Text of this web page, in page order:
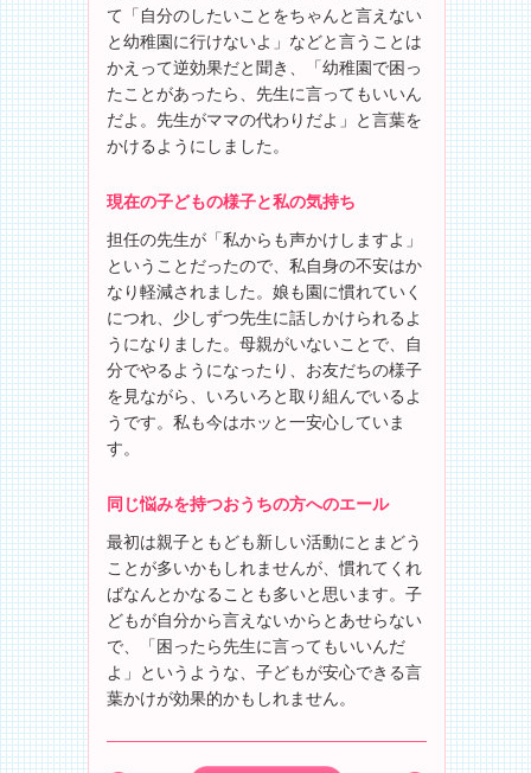
て「自分のしたいことをちゃんと言えない
と幼稚園に行けないよ」などと言うことは
かえって逆効果だと聞き、「幼稚園で困っ
たことがあったら、先生に言ってもいいん
だよ。先生がママの代わりだよ」と言葉を
かけるようにしました。
現在の子どもの様子と私の気持ち
担任の先生が「私からも声かけしますよ」
ということだったので、私自身の不安はか
なり軽減されました。娘も園に慣れていく
につれ、少しずつ先生に話しかけられるよ
うになりました。母親がいないことで、自
分でやるようになったり、お友だちの様子
を見ながら、いろいろと取り組んでいるよ
うです。私も今はホッと一安心していま
す。
同じ悩みを持つおうちの方へのエール
最初は親子ともども新しい活動にとまどう
ことが多いかもしれませんが、慣れてくれ
ばなんとかなることも多いと思います。子
どもが自分から言えないからとあせらない
で、「困ったら先生に言ってもいいんだ
よ」というような、子どもが安心できる言
葉かけが効果的かもしれません。